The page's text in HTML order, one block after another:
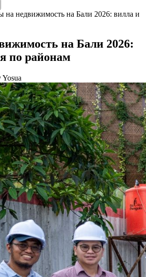
на недвижимость на Бали 2026: вилла и
на Бали 2026:
по районам